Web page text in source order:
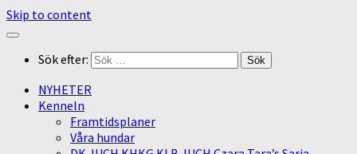
Skip to content
Sök efter:
NYHETER
Kenneln
Framtidsplaner
Våra hundar